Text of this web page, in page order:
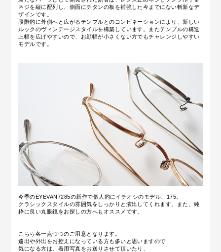
ネジを縦に配列し、側面にチタンの板を補強した今までにない斬新なデ
ザインです。
段階的に外側へと広がるテンプルとのコンビネーションにより、新しい
ルックのヴィンテージスタイルを構築しています。またテンプルの構造
上幅を広げやすいので、お顔幅が小さくない方でもチャレンジしやすい
モデルです。
今季のEYEVAN7285の新作で個人的にイチオシのモデル、175。
クラシックスタイルの雰囲気をしっかりと演出してくれます。また、純
粋に良い丸眼鏡をお探しの方へもオススメです。
こちら各一点づつのご用意となります。
遠出や外出をお控えになっている方も多いと思いますので
気になる方は、着用写真をお送りさせて頂いたり、